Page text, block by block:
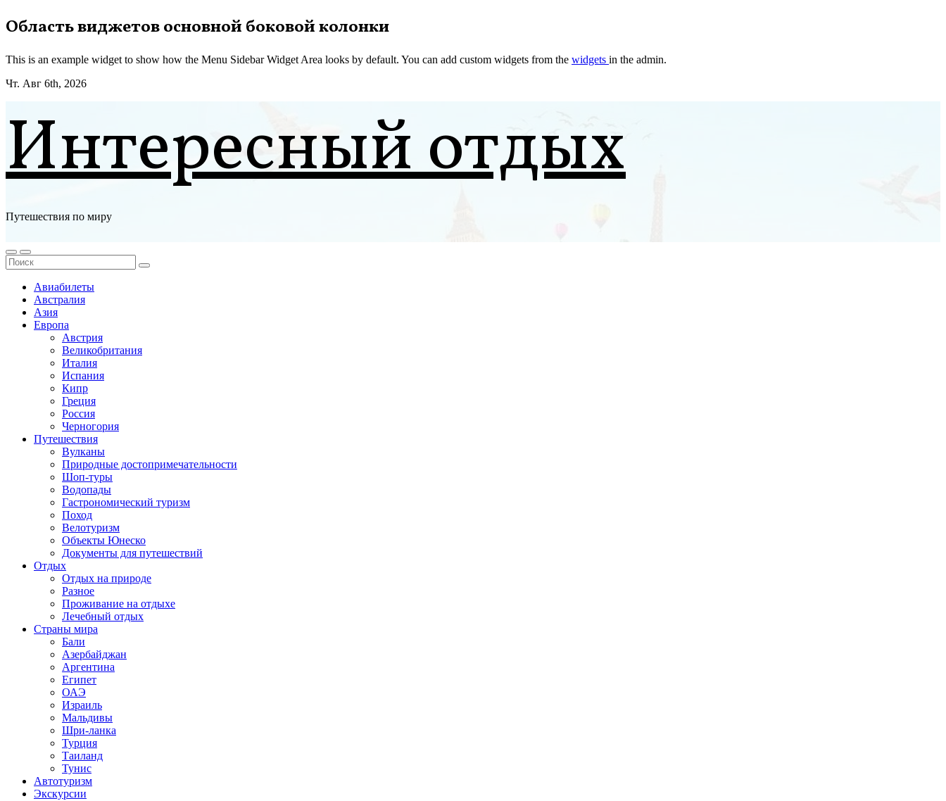
Перейти
к
Область виджетов основной боковой колонки
This is an example widget to show how the Menu Sidebar Widget Area looks by default. You can add custom widgets from the widgets in the admin.
Чт. Авг 6th, 2026
Интересный отдых
Путешествия по миру
Авиабилеты
Австралия
Азия
Европа
Австрия
Великобритания
Италия
Испания
Кипр
Греция
Россия
Черногория
Путешествия
Вулканы
Природные достопримечательности
Шоп-туры
Водопады
Гастрономический туризм
Поход
Велотуризм
Объекты Юнеско
Документы для путешествий
Отдых
Отдых на природе
Разное
Проживание на отдыхе
Лечебный отдых
Страны мира
Бали
Азербайджан
Аргентина
Египет
ОАЭ
Израиль
Мальдивы
Шри-ланка
Турция
Таиланд
Тунис
Автотуризм
Экскурсии